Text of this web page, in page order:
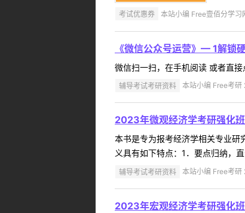
考试优惠券 本站小编 Free壹佰分学
《微信公众号运营》— 1解锁
微信扫一扫，在手机阅读 或者直
辅导考试考研资料 本站小编 Free考
2023年微观经济学考研强化
本书是专为报考经济学相关专业研
义具有如下特点：1．要点归纳，
辅导考试考研资料 本站小编 Free考
2023年宏观经济学考研强化